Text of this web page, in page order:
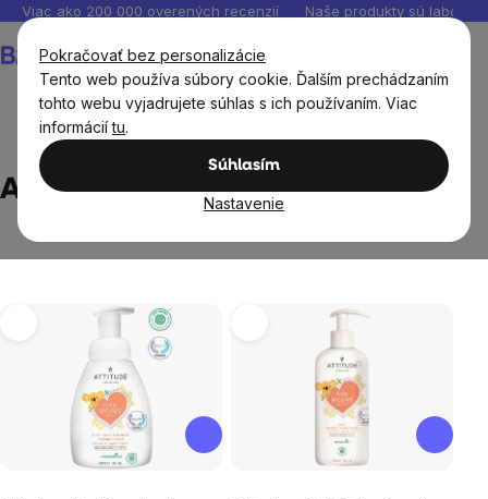
Pokračovať bez personalizácie
Tento web používa súbory cookie. Ďalším prechádzaním
tohto webu vyjadrujete súhlas s ich používaním. Viac
informáciítu.
Súhlasím
Nastavenie
Prejsť
obsah
Viac ako 200 000 overených recenzií Naše produkty sú
košík
Attitude
Attitude
produktov